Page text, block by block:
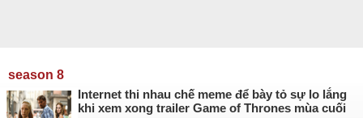
season 8
Internet thi nhau chế meme để bày tỏ sự lo lắng
khi xem xong trailer Game of Thrones mùa cuối